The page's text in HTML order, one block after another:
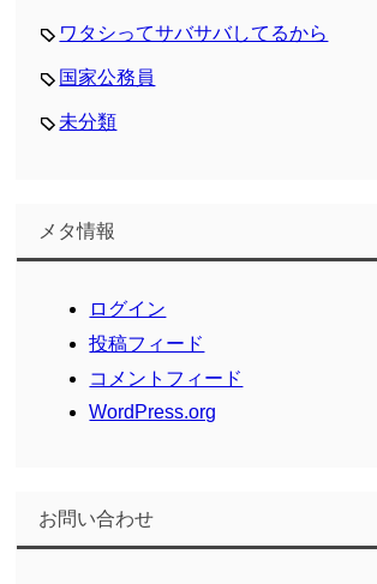
ワタシってサバサバしてるから
国家公務員
未分類
メタ情報
ログイン
投稿フィード
コメントフィード
WordPress.org
お問い合わせ